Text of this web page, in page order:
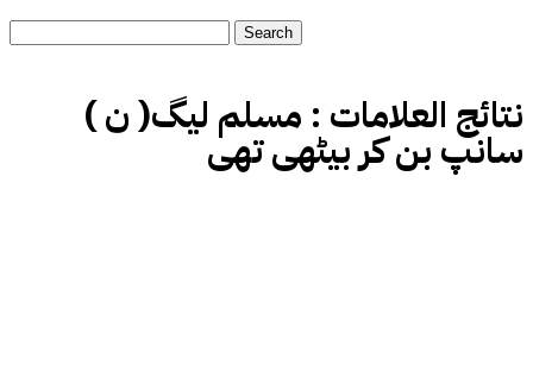
نتائج العلامات : مسلم لیگ( ن )
سانپ بن کر بیٹھی تھی